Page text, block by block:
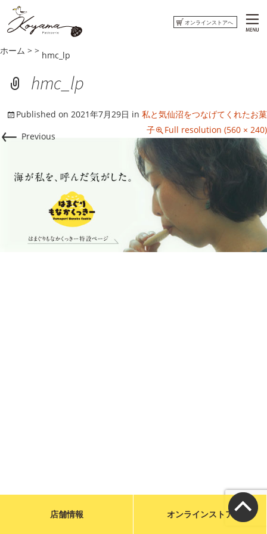
ホーム > > hmc_lp
hmc_lp
Published on 2021年7月29日 in 私と気仙沼をつなげてくれたお菓
子
Full resolution (560 × 240)
← Previous
オンラインストアへ
ホーム
コヤマ菓子店について
おしらせ
はまぐりもなかくっきー
オンラインストアへ
店舗情報 オンラインストア